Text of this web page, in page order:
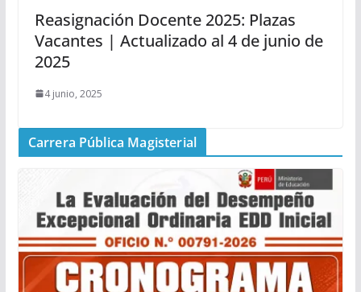
Reasignación Docente 2025: Plazas
Vacantes | Actualizado al 4 de junio de
2025
4 junio, 2025
Carrera Pública Magisterial